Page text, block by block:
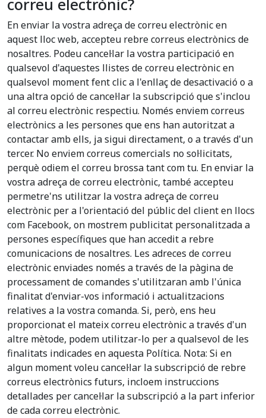
correu electrònic?
En enviar la vostra adreça de correu electrònic en
aquest lloc web, accepteu rebre correus electrònics de
nosaltres. Podeu cancel·lar la vostra participació en
qualsevol d'aquestes llistes de correu electrònic en
qualsevol moment fent clic a l'enllaç de desactivació o a
una altra opció de cancel·lar la subscripció que s'inclou
al correu electrònic respectiu. Només enviem correus
electrònics a les persones que ens han autoritzat a
contactar amb ells, ja sigui directament, o a través d'un
tercer. No enviem correus comercials no sol·licitats,
perquè odiem el correu brossa tant com tu. En enviar la
vostra adreça de correu electrònic, també accepteu
permetre'ns utilitzar la vostra adreça de correu
electrònic per a l'orientació del públic del client en llocs
com Facebook, on mostrem publicitat personalitzada a
persones específiques que han accedit a rebre
comunicacions de nosaltres. Les adreces de correu
electrònic enviades només a través de la pàgina de
processament de comandes s'utilitzaran amb l'única
finalitat d'enviar-vos informació i actualitzacions
relatives a la vostra comanda. Si, però, ens heu
proporcionat el mateix correu electrònic a través d'un
altre mètode, podem utilitzar-lo per a qualsevol de les
finalitats indicades en aquesta Política. Nota: Si en
algun moment voleu cancel·lar la subscripció de rebre
correus electrònics futurs, incloem instruccions
detallades per cancel·lar la subscripció a la part inferior
de cada correu electrònic.